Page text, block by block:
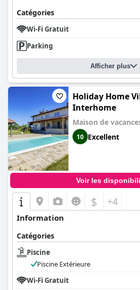
Catégories
Wi-Fi Gratuit
Parking
Afficher plus
Holiday Home
Interhome
Maison de
10 Excellent
Voir les
$ +4
Information
Catégories
Piscine
Piscine Extérieure
Wi-Fi Gratuit